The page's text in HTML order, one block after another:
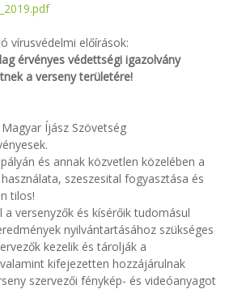
vírusvédelmi előírások:
érvényes védettségi igazolvány
a verseny területére!
Íjász Szövetség
és annak közvetlen közelében a
szeszesital fogyasztása és
tilos!
a versenyzők és kísérőik tudomásul
nyilvántartásához szükséges
kezelik és tárolják a
kifejezetten hozzájárulnak
szervezői fénykép- és videóanyagot